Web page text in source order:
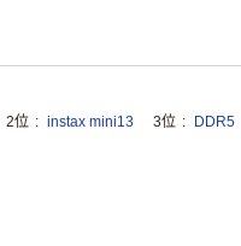
2位 instax mini13 3位